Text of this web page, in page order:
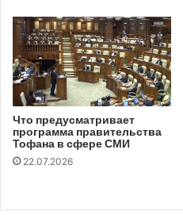
Что предусматривает
программа правительства
Тофана в сфере СМИ
22.07.2026